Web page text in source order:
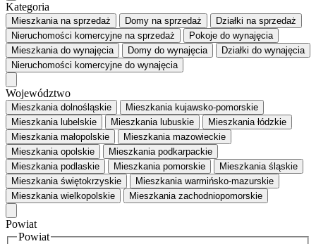
Kategoria
Mieszkaniana sprzedaż Domy na sprzedaż Działki na sprzedaż
Nieruchomości komercyjne na sprzedaż Pokoje do wynajęcia
Mieszkaniado wynajęcia Domy do wynajęcia Działki do wynajęcia
Nieruchomości komercyjne do wynajęcia
Województwo
Mieszkania dolnośląskie
Mieszkania kujawsko-pomorskie
Mieszkania lubelskie
Mieszkania lubuskie
Mieszkania łódzkie
Mieszkania małopolskie
Mieszkania mazowieckie
Mieszkania opolskie
Mieszkania podkarpackie
Mieszkania podlaskie
Mieszkania pomorskie
Mieszkania śląskie
Mieszkania świętokrzyskie
Mieszkania warmińsko-mazurskie
Mieszkania wielkopolskie
Mieszkania zachodniopomorskie
Powiat
Powiat